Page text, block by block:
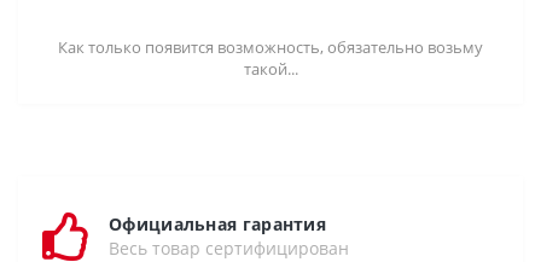
Как только появится возможность, обязательно возьму
такой...
Официальная гарантия
Весь товар сертифицирован